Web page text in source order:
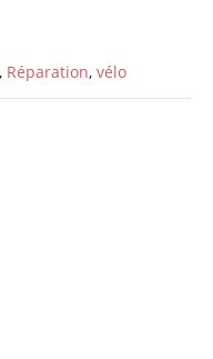
, Réparation, vélo